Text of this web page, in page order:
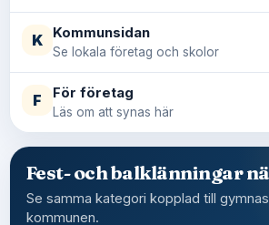
K Kommunsidan
Se lokala företag och skolor
F För företag
Läs om att synas här
Fest- och balklänningar
Se samma kategori kopplad till
kommunen.